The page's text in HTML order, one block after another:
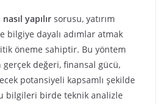
yapılır sorusu, yatırım
bilgiye dayalı adımlar atmak
öneme sahiptir. Bu yöntem
değeri, finansal gücü,
potansiyeli kapsamlı şekilde
bilgileri birde teknik analizle